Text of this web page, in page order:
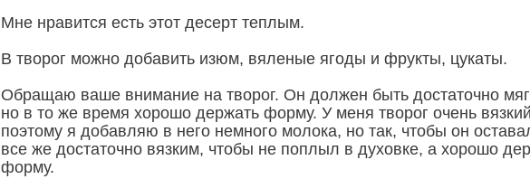
Мне нравится есть этот десерт теплым.
В творог можно добавить изюм, вяленые ягоды и фрукты, цукаты.
Обращаю ваше внимание на творог. Он должен быть достаточно
но в то же время хорошо держать форму. У меня творог очень
поэтому я добавляю в него немного молока, но так, чтобы он
все же достаточно вязким, чтобы не поплыл в духовке, а хорошо
форму.